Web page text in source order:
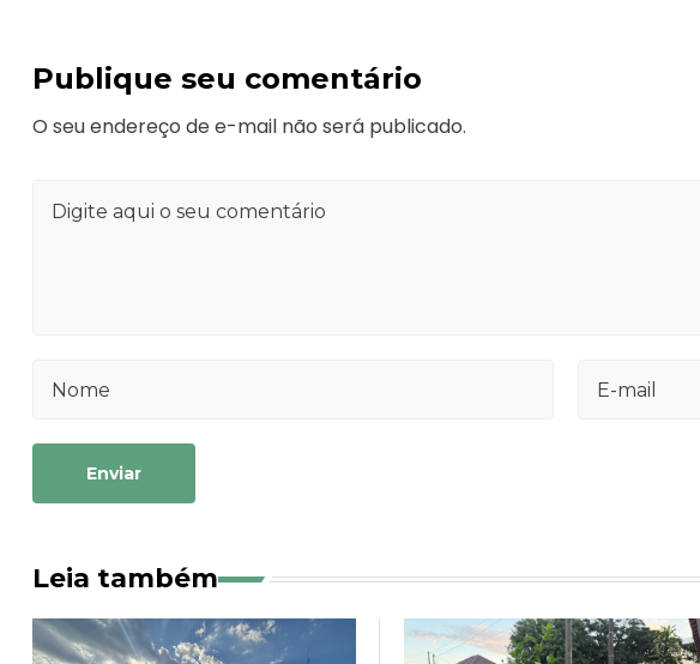
Publique seu comentário
O seu endereço de e-mail não será publicado.
Enviar
Leia também